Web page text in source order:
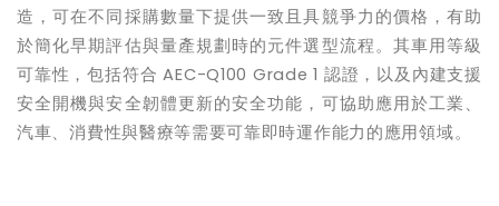
造，可在不同採購數量下提供一致且具競爭力的價格，有助
於簡化早期評估與量產規劃時的元件選型流程。其車用等級
可靠性，包括符合 AEC-Q100 Grade 1 認證，以及內建支援
安全開機與安全韌體更新的安全功能，可協助應用於工業、
汽車、消費性與醫療等需要可靠即時運作能力的應用領域。